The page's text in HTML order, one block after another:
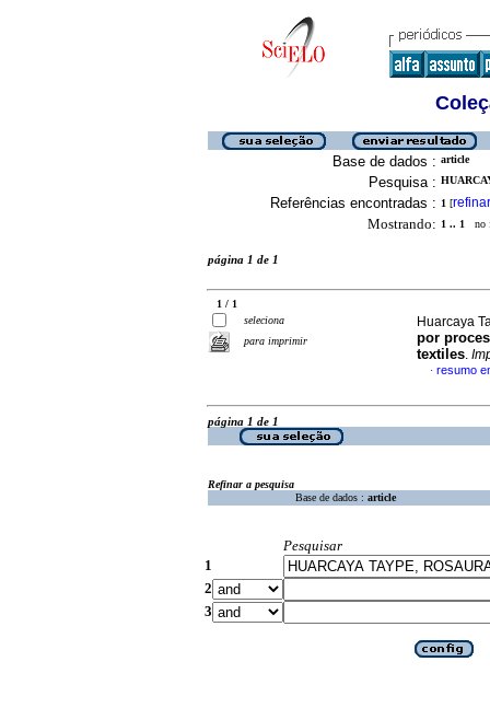
Base de dados : article
Pesquisa :
Referências encontradas : 1 [refinar
Mostrando: 1 .. 1 no
página 1 de 1
1 / 1
seleciona
para imprimir
Huarcaya
por
textiles.
· resumo
página 1 de 1
Refinar a pesquisa
Base de dados : article
Pesquisar
1
2
3